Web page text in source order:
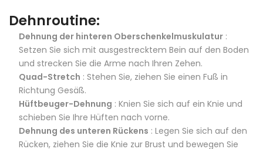
Dehnroutine:
Dehnung der hinteren Oberschenkelmuskulatur :
Setzen Sie sich mit ausgestrecktem Bein auf den Boden
und strecken Sie die Arme nach Ihren Zehen.
Quad-Stretch : Stehen Sie, ziehen Sie einen Fuß in
Richtung Gesäß.
Hüftbeuger-Dehnung : Knien Sie sich auf ein Knie und
schieben Sie Ihre Hüften nach vorne.
Dehnung des unteren Rückens : Legen Sie sich auf den
Rücken, ziehen Sie die Knie zur Brust und bewegen Sie